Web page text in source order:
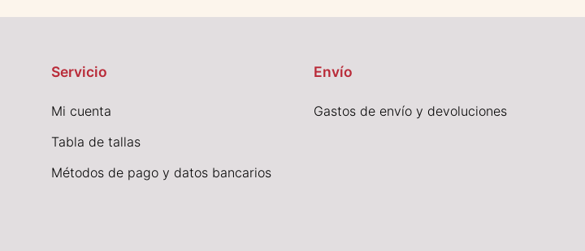
Servicio
Mi cuenta
Tabla de tallas
Métodos de pago y datos bancarios
Envío
Gastos de envío y devoluciones